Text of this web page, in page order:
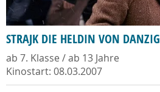
STRAJK DIE HELDIN VON DANZIG
ab 7. Klasse / ab 13 Jahre
Kinostart: 08.03.2007